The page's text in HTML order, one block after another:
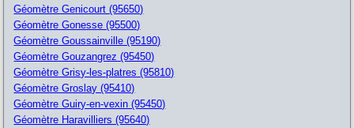
Géomètre Genicourt (95650)
Géomètre Gonesse (95500)
Géomètre Goussainville (95190)
Géomètre Gouzangrez (95450)
Géomètre Grisy-les-platres (95810)
Géomètre Groslay (95410)
Géomètre Guiry-en-vexin (95450)
Géomètre Haravilliers (95640)